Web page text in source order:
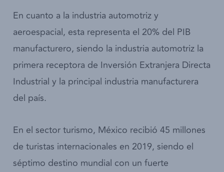
En cuanto a la industria automotriz y
aeroespacial, esta representa el 20% del PIB
manufacturero, siendo la industria automotriz la
primera receptora de Inversión Extranjera Directa
Industrial y la principal industria manufacturera
del país.
En el sector turismo, México recibió 45 millones
de turistas internacionales en 2019, siendo el
séptimo destino mundial con un fuerte